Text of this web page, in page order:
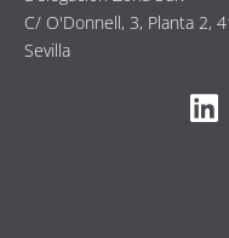
C/ O'Donnell, 3, Planta 2,
Sevilla